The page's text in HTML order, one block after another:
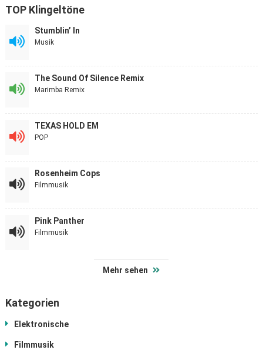
TOP Klingeltöne
Stumblin’ In
Musik
The Sound Of Silence Remix
Marimba Remix
TEXAS HOLD EM
POP
Rosenheim Cops
Filmmusik
Pink Panther
Filmmusik
Mehr sehen
Kategorien
Elektronische
Filmmusik